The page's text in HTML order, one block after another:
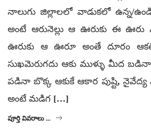
నాలుగు జిల్లాలలో వాడుకలో ఉన్న/
అంటే ఆరునెల్లు ఆ ఊరుకు ఈ
ఊరుకు ఆ ఊరూ అంతే దూరం ఆకలి
సుఖమెరుగదు ఆకు ముళ్ళు మీద
పడినా బొక్క ఆకుకే ఆకార పుష్టి, నైవేద్య
అంటే మడిగ […]
పూర్తి వివరాలు ...